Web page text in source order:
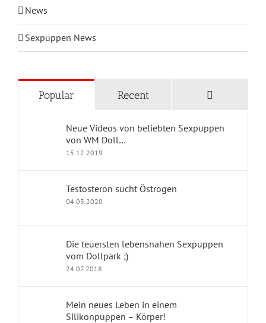
News
Sexpuppen News
Popular Recent
Neue Videos von beliebten Sexpuppen
von WM Doll…
15.12.2019
Testosteron sucht Östrogen
04.03.2020
Die teuersten lebensnahen Sexpuppen
vom Dollpark ;)
24.07.2018
Mein neues Leben in einem
Silikonpuppen – Körper!
Blog Home
Jennys Kolumne